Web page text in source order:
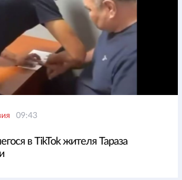
09:43
в TikTok жителя Тараза